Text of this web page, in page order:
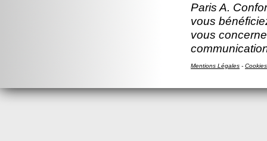
Paris A.
vous
vous
Mentions Légales - Cookies